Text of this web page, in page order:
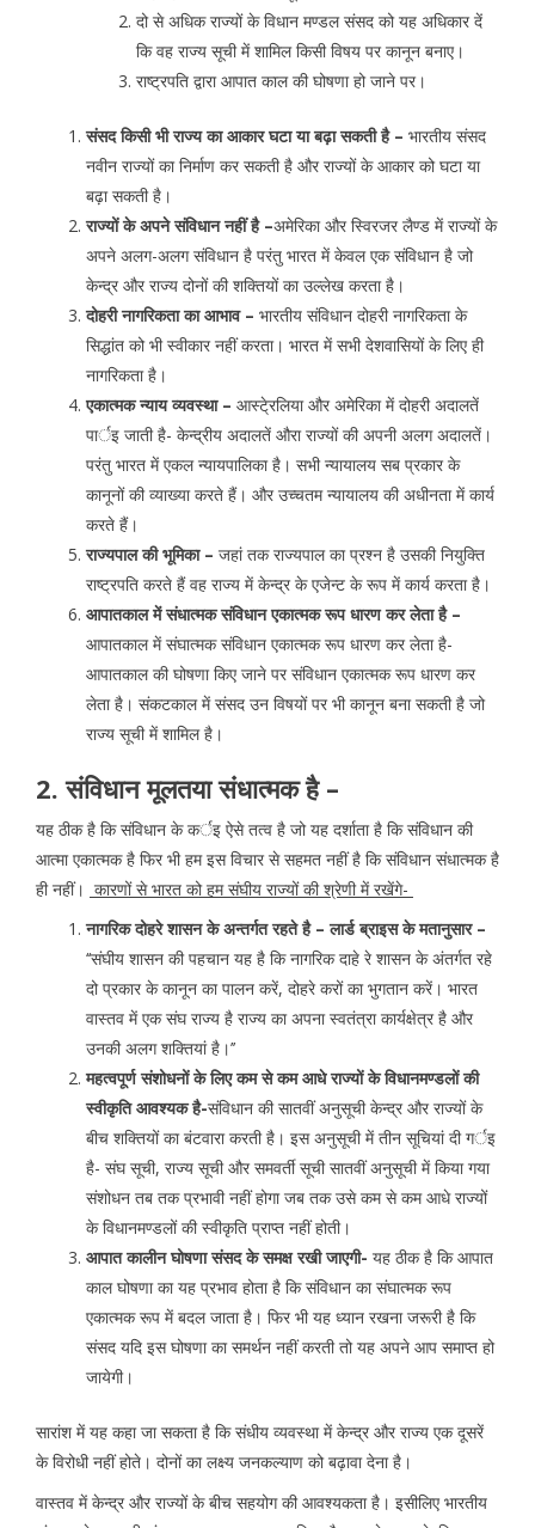
दो से अधिक राज्यों के विधान मण्डल संसद को यह अधिकार दें
कि वह राज्य सूची में शामिल किसी विषय पर कानून बनाए।
राष्ट्रपति द्वारा आपात काल की घोषणा हो जाने पर।
संसद किसी भी राज्य का आकार घटा या बढ़ा सकती है – भारतीय संसद
नवीन राज्यों का निर्माण कर सकती है और राज्यों के आकार को घटा या
बढ़ा सकती है।
राज्यों के अपने संविधान नहीं है –अमेरिका और स्विरजर लैण्ड में राज्यों के
अपने अलग-अलग संविधान है परंतु भारत में केवल एक संविधान है जो
केन्द्र और राज्य दोनों की शक्तियों का उल्लेख करता है।
दोहरी नागरिकता का आभाव – भारतीय संविधान दोहरी नागरिकता के
सिद्धांत को भी स्वीकार नहीं करता। भारत में सभी देशवासियों के लिए ही
नागरिकता है।
एकात्मक न्याय व्यवस्था – आस्टे्रलिया और अमेरिका में दोहरी अदालतें
पार्इ जाती है- केन्द्रीय अदालतें औरा राज्यों की अपनी अलग अदालतें।
परंतु भारत में एकल न्यायपालिका है। सभी न्यायालय सब प्रकार के
कानूनों की व्याख्या करते हैं। और उच्चतम न्यायालय की अधीनता में कार्य
करते हैं।
राज्यपाल की भूमिका – जहां तक राज्यपाल का प्रश्न है उसकी नियुक्ति
राष्ट्रपति करते हैं वह राज्य में केन्द्र के एजेन्ट के रूप में कार्य करता है।
आपातकाल में संधात्मक संविधान एकात्मक रूप धारण कर लेता है –
आपातकाल में संघात्मक संविधान एकात्मक रूप धारण कर लेता है-
आपातकाल की घोषणा किए जाने पर संविधान एकात्मक रूप धारण कर
लेता है। संकटकाल में संसद उन विषयों पर भी कानून बना सकती है जो
राज्य सूची में शामिल है।
2. संविधान मूलतया संधात्मक है –
यह ठीक है कि संविधान के कर्इ ऐसे तत्व है जो यह दर्शाता है कि संविधान की
आत्मा एकात्मक है फिर भी हम इस विचार से सहमत नहीं है कि संविधान संधात्मक है
ही नहीं। कारणों से भारत को हम संघीय राज्यों की श्रेणी में रखेंगे-
नागरिक दोहरे शासन के अन्तर्गत रहते है – लार्ड ब्राइस के मतानुसार –
‘‘संघीय शासन की पहचान यह है कि नागरिक दाहे रे शासन के अंतर्गत रहे
दो प्रकार के कानून का पालन करें, दोहरे करों का भुगतान करें। भारत
वास्तव में एक संघ राज्य है राज्य का अपना स्वतंत्रा कार्यक्षेत्र है और
उनकी अलग शक्तियां है।’’
महत्वपूर्ण संशोधनों के लिए कम से कम आधे राज्यों के विधानमण्डलों की
स्वीकृति आवश्यक है-संविधान की सातवीं अनुसूची केन्द्र और राज्यों के
बीच शक्तियों का बंटवारा करती है। इस अनुसूची में तीन सूचियां दी गर्इ
है- संघ सूची, राज्य सूची और समवर्ती सूची सातवीं अनुसूची में किया गया
संशोधन तब तक प्रभावी नहीं होगा जब तक उसे कम से कम आधे राज्यों
के विधानमण्डलों की स्वीकृति प्राप्त नहीं होती।
आपात कालीन घोषणा संसद के समक्ष रखी जाएगी- यह ठीक है कि आपात
काल घोषणा का यह प्रभाव होता है कि संविधान का संघात्मक रूप
एकात्मक रूप में बदल जाता है। फिर भी यह ध्यान रखना जरूरी है कि
संसद यदि इस घोषणा का समर्थन नहीं करती तो यह अपने आप समाप्त हो
जायेगी।
सारांश में यह कहा जा सकता है कि संधीय व्यवस्था में केन्द्र और राज्य एक दूसरें
के विरोधी नहीं होते। दोनों का लक्ष्य जनकल्याण को बढ़ावा देना है।
वास्तव में केन्द्र और राज्यों के बीच सहयोग की आवश्यकता है। इसीलिए भारतीय